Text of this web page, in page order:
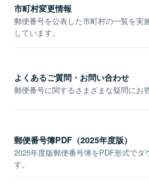
市町村変更情報
郵便番号を公表した市町村の一覧を実
しています。
よくあるご質問・お問い合わせ
郵便番号に関するさまざまな疑問にお
郵便番号簿PDF（2025年度版）
2025年度版郵便番号簿をPDF形式でダ
す。